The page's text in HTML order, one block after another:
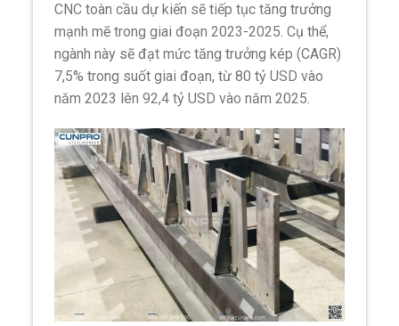
CNC toàn cầu dự kiến sẽ tiếp tục tăng trưởng
mạnh mẽ trong giai đoạn 2023-2025. Cụ thể,
ngành này sẽ đạt mức tăng trưởng kép (CAGR)
7,5% trong suốt giai đoạn, từ 80 tỷ USD vào
năm 2023 lên 92,4 tỷ USD vào năm 2025.